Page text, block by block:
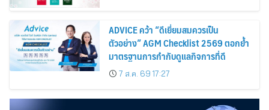
ADVICE คว้า “ดีเยี่ยมสมควรเป็น
ตัวอย่าง” AGM Checklist 2569 ตอกย้ำ
มาตรฐานการกำกับดูแลกิจการที่ดี
7 ส.ค. 69 17:27